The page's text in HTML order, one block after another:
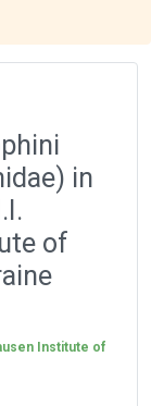
in
of
Institute of